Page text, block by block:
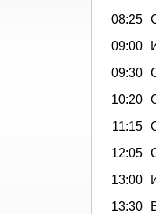
08:25
09:00
09:30
10:20
11:15
12:05
13:00
13:30